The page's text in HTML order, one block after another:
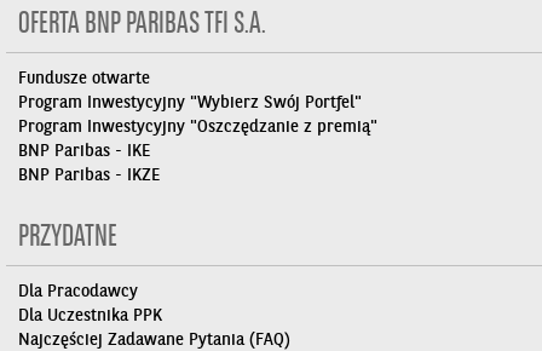
OFERTA BNP PARIBAS TFI S.A.
Fundusze otwarte
Program Inwestycyjny "Wybierz Swój Portfel"
Program Inwestycyjny "Oszczędzanie z premią"
BNP Paribas - IKE
BNP Paribas - IKZE
PRZYDATNE
Dla Pracodawcy
Dla Uczestnika PPK
Najczęściej Zadawane Pytania (FAQ)